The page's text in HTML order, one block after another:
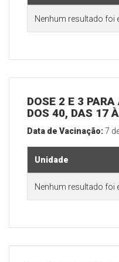
Nenhum resultado foi
DOSE 2 E 3
DOS 40, DAS 17
Data de Vacinação:7
Unidade
Nenhum resultado foi